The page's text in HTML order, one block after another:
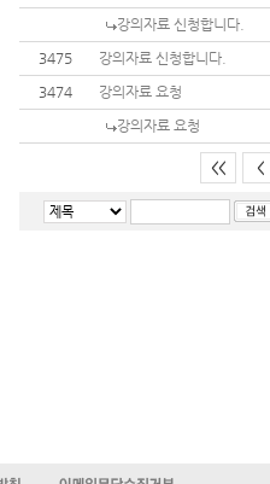
강의자료 신청합니다.
3475
강의자료 신청합니다.
3474
강의자료 요청
강의자료 요청
<< <